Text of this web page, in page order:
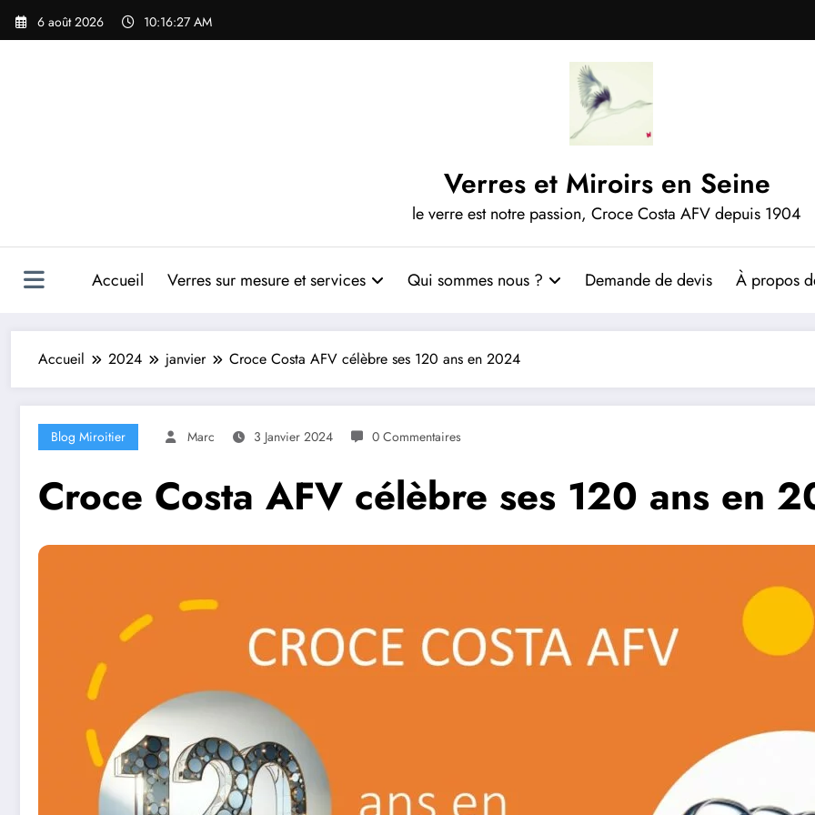
Aller
6 août 2026 10:16:28 AM
Verres et Miroirs en Seine
le verre est notre passion, Croce Costa AFV depuis 1904
Accueil Verres sur mesure et services Qui sommes nous ? Demande de devis À propos
Accueil 2024 janvier Croce Costa AFV célèbre ses 120 ans en 2024
Blog Miroitier Marc 3 Janvier 2024 0 Commentaires
Croce Costa AFV célèbre ses 120 ans en